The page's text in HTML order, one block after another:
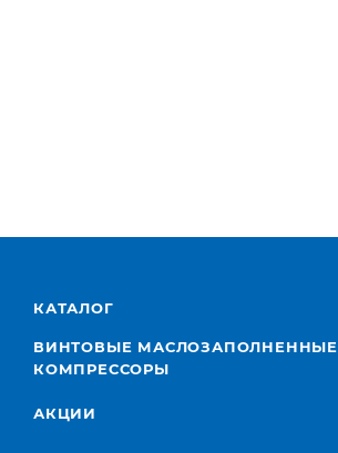
КАТАЛОГ
ВИНТОВЫЕ МАСЛОЗАПОЛНЕННЫЕ
КОМПРЕССОРЫ
АКЦИИ